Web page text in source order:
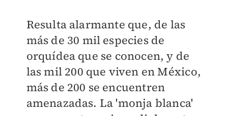
Resulta alarmante que, de las
más de 30 mil especies de
orquídea que se conocen, y de
las mil 200 que viven en México,
más de 200 se encuentren
amenazadas. La 'monja blanca'